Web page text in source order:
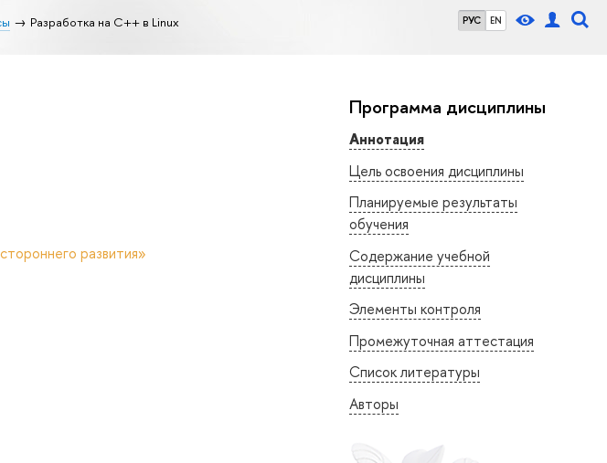
РУС EN
Разработка на C++ в Linux
Программа дисциплины
Аннотация
Цель освоения дисциплины
Планируемые результаты
обучения
Содержание учебной
дисциплины
Элементы контроля
Промежуточная аттестация
Список литературы
Авторы
развития»